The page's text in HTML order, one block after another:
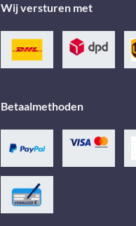
Wij versturen met
Betaalmethoden